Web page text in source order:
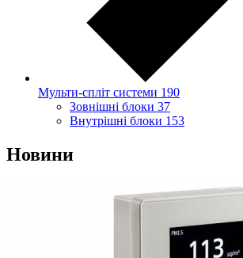
Мульти-спліт системи 190
Зовнішні блоки 37
Внутрішні блоки 153
Новини